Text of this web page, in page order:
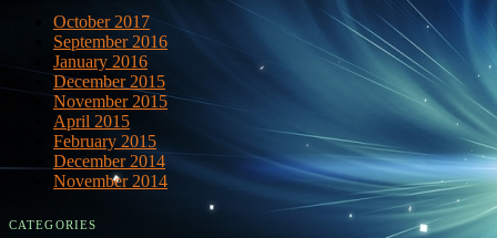
October 2017
September 2016
January 2016
December 2015
November 2015
April 2015
February 2015
December 2014
November 2014
CATEGORIES